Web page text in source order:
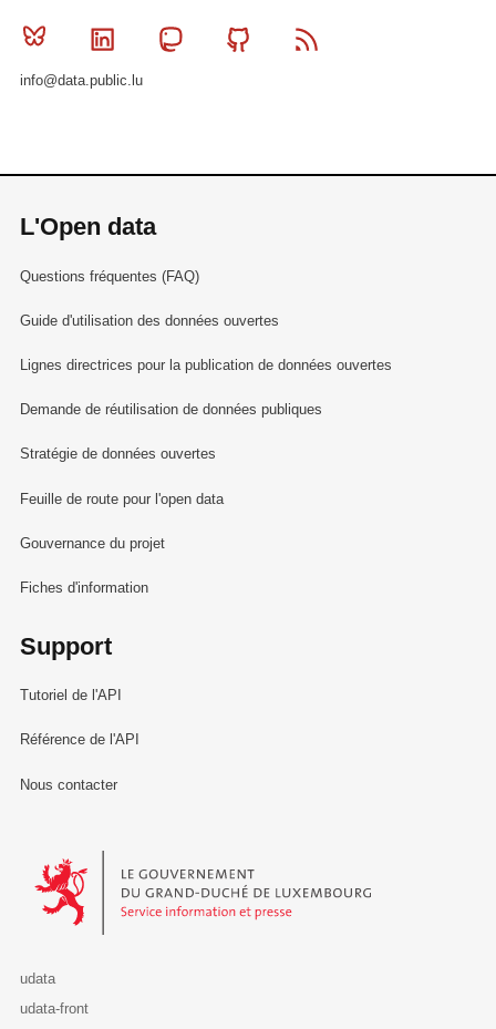
Bluesky Linkedin MastodonGithub
info@data.public.lu
L'Open data
Questions fréquentes (FAQ)
Guide d'utilisation des données ouvertes
Lignes directrices pour la publication de données ouvertes
Demande de réutilisation de données publiques
Stratégie de données ouvertes
Feuille de route pour l'open data
Gouvernance du projet
Fiches d'information
Support
Tutoriel de l'API
Référence de l'API
Nous contacter
Le Gouvernement du Grand-Duché de Luxembourg - Service
udata
udata-front